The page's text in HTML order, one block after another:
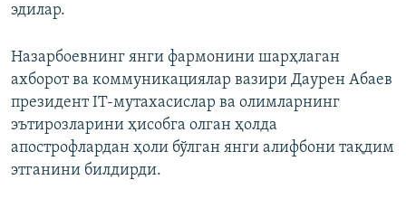
эдилар.
Назарбоевнинг янги фармонини шарҳлаган
ахборот ва коммуникациялар вазири Даурен Абаев
президент IT-мутахасислар ва олимларнинг
эътирозларини ҳисобга олган ҳолда
апострофлардан ҳоли бўлган янги алифбони тақдим
этганини билдирди.